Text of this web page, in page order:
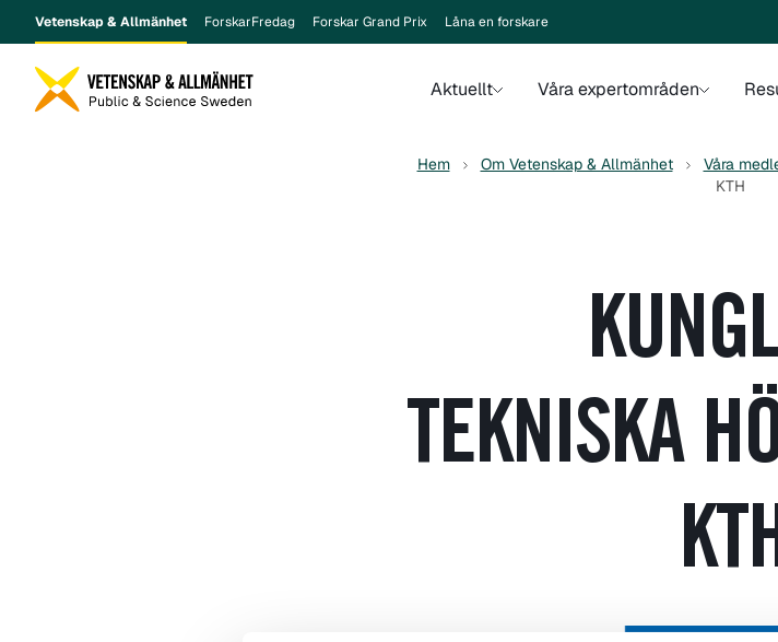
Vetenskap & Allmänhet ForskarFredag Forskar Grand Prix Låna en forskare
Aktuellt Våra expertområden
Hem Om Vetenskap & Allmänhet Våra
KTH
TEKNISKA